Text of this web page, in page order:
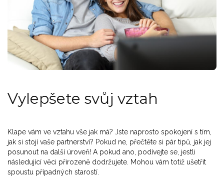
Vylepšete svůj vztah
Klape vám ve vztahu vše jak má? Jste naprosto spokojení s tím,
jak si stojí vaše partnerství? Pokud ne, přečtěte si pár tipů, jak jej
posunout na další úroveň! A pokud ano, podívejte se, jestli
následující věci přirozeně dodržujete. Mohou vám totiž ušetřit
spoustu případných starostí.